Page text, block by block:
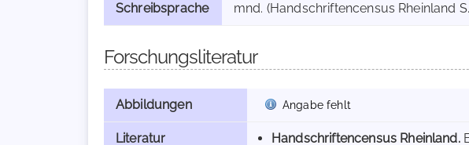
Schreibsprache mnd. (Handschriftencensus Rheinland
Forschungsliteratur
Abbildungen Angabe fehlt
Literatur Handschriftencensus Rheinland.